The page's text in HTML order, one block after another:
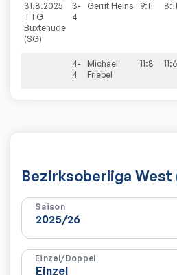
31.8.2025
TTG
Buxtehude
(SG)
3-
4
Gerrit Heins 9:11 8:11
4-
4
Michael
Friebel
11:8 11:6
Bezirksoberliga West
Saison
Einzel/Doppel